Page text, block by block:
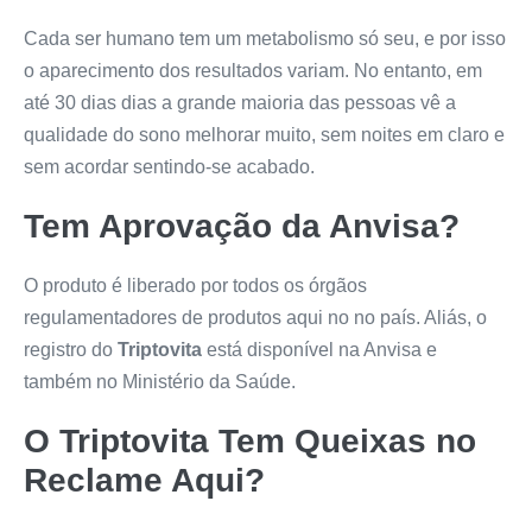
Cada ser humano tem um metabolismo só seu, e por isso
o aparecimento dos resultados variam. No entanto, em
até 30 dias dias a grande maioria das pessoas vê a
qualidade do sono melhorar muito, sem noites em claro e
sem acordar sentindo-se acabado.
Tem Aprovação da Anvisa?
O produto é liberado por todos os órgãos
regulamentadores de produtos aqui no no país. Aliás, o
registro do Triptovita está disponível na Anvisa e
também no Ministério da Saúde.
O Triptovita Tem Queixas no
Reclame Aqui?